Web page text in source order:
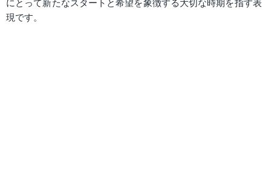
にとって新たなスタートと希望を象徴する大切な時期を指す表
現です。